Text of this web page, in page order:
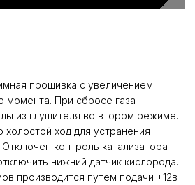
прошивка с увеличением
момента. При сбросе газа
из глушителя во втором режиме.
холостой ход для устранения
контроль катализатора
нижний датчик кислорода.
производится путем подачи +12в